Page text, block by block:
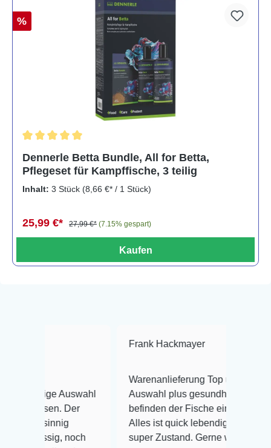
%
Dennerle Betta Bundle, All for Betta,
Pflegeset für Kampffische, 3 teilig
Inhalt: 3 Stück (8,66 €* / 1 Stück)
25,99 €* 27,99 €* (7.15% gespart)
Kaufen
Auswahl
Der
noch
Frank Hackmayer ★★★★
Warenanlieferung Top und die
Auswahl plus gesundheitliches
befinden der Fische einwandfrei.
Alles ist quick lebendig und im
super Zustand. Gerne wieder 😃